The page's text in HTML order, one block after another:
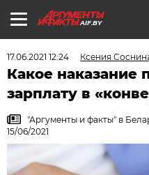
AIF.BY
17.06.2021 12:24 Ксения
Какое наказание
зарплату в
"Аргументы и факты" в
15/06/2021